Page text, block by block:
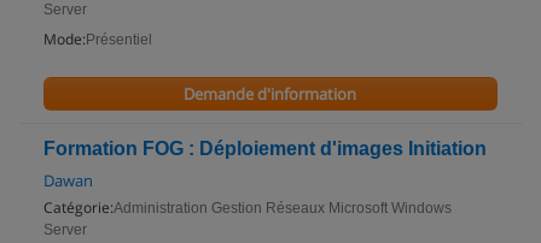
Server
Mode: Présentiel
Demande d'information
Formation FOG : Déploiement d'images Initiation
Dawan
Catégorie:Administration Gestion Réseaux Microsoft Windows
Server